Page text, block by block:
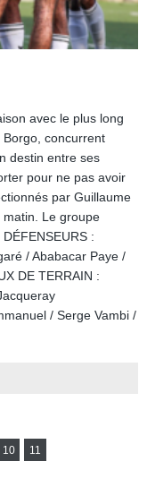
avec le plus long
concurrent
destin entre ses
pour ne pas avoir
par Guillaume
matin. Le groupe
:
/ Ababacar Paye /
DE TERRAIN :
/ Serge Vambi /
10 11